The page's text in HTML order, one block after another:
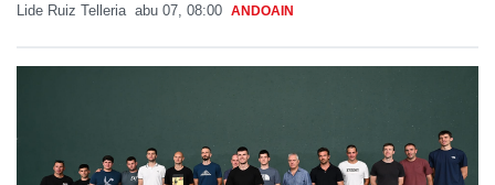
Lide Ruiz Telleria abu 07, 08:00 ANDOAIN